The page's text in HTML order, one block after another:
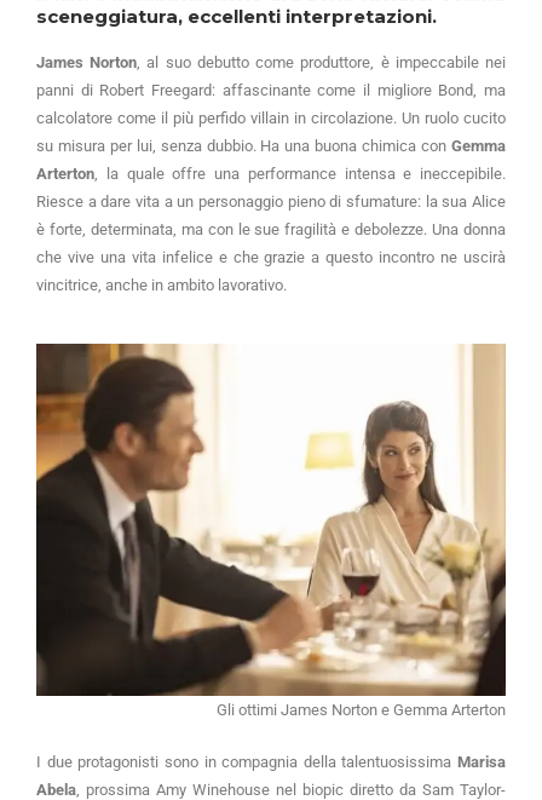
sceneggiatura, eccellenti interpretazioni.
James Norton , al suo debutto come produttore, è impeccabile nei
panni di Robert Freegard: affascinante come il migliore Bond, ma
calcolatore come il più perfido villain in circolazione. Un ruolo cucito
su misura per lui, senza dubbio. Ha una buona chimica con Gemma
Arterton , la quale offre una performance intensa e ineccepibile.
Riesce a dare vita a un personaggio pieno di sfumature: la sua Alice
è forte, determinata, ma con le sue fragilità e debolezze. Una donna
che vive una vita infelice e che grazie a questo incontro ne uscirà
vincitrice, anche in ambito lavorativo.
Gli ottimi James Norton e Gemma Arterton
I due protagonisti sono in compagnia della talentuosissima Marisa
Abela , prossima Amy Winehouse nel biopic diretto da Sam Taylor-